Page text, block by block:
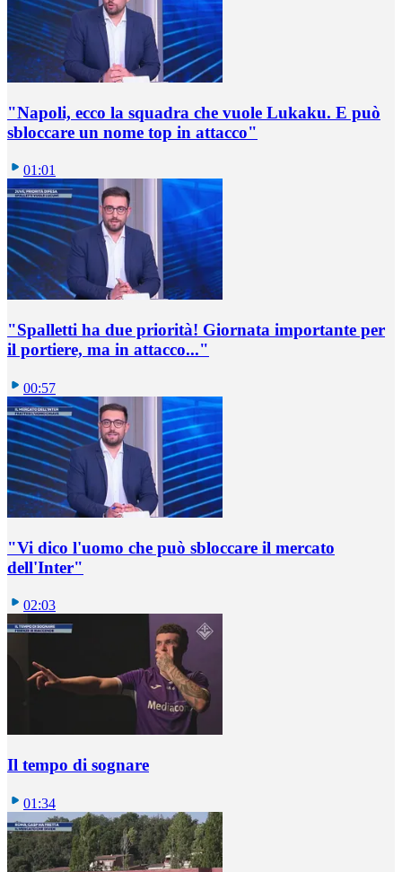
"Napoli, ecco la squadra che vuole Lukaku. E può
sbloccare un nome top in attacco"
01:01
"Spalletti ha due priorità! Giornata importante per
il portiere, ma in attacco..."
00:57
"Vi dico l'uomo che può sbloccare il mercato
dell'Inter"
02:03
Il tempo di sognare
01:34